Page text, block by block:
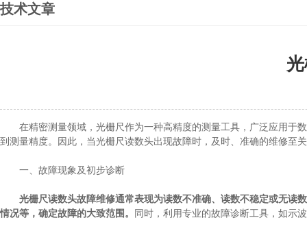
技术文章
在精密测量领域，光栅尺作为一种高精度的测量工具，广泛应用于
到测量精度。因此，当光栅尺读数头出现故障时，及时、准确的维修至
一、故障现象及初步诊断
光栅尺读数头故障维修通常表现为读数不准确、读数不稳定或无读
情况等，确定故障的大致范围。
同时，利用专业的故障诊断工具，如示